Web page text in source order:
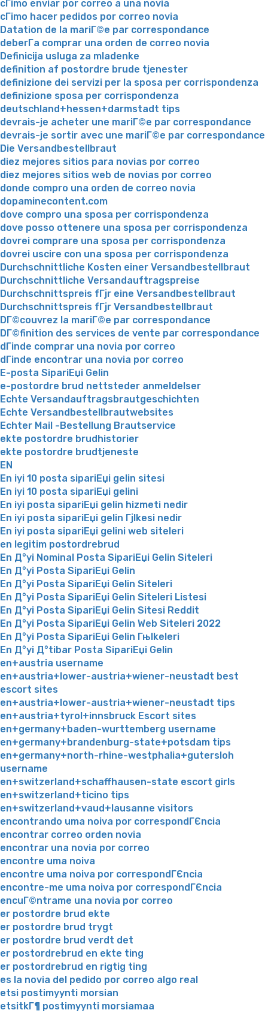
cГіmo enviar por correo a una novia
cГіmo hacer pedidos por correo novia
Datation de la mariГ©e par correspondance
deberГ­a comprar una orden de correo novia
Definicija usluga za mladenke
definition af postordre brude tjenester
definizione dei servizi per la sposa per corrispondenza
definizione sposa per corrispondenza
deutschland+hessen+darmstadt tips
devrais-je acheter une mariГ©e par correspondance
devrais-je sortir avec une mariГ©e par correspondance
Die Versandbestellbraut
diez mejores sitios para novias por correo
diez mejores sitios web de novias por correo
donde compro una orden de correo novia
dopaminecontent.com
dove compro una sposa per corrispondenza
dove posso ottenere una sposa per corrispondenza
dovrei comprare una sposa per corrispondenza
dovrei uscire con una sposa per corrispondenza
Durchschnittliche Kosten einer Versandbestellbraut
Durchschnittliche Versandauftragspreise
Durchschnittspreis fГјr eine Versandbestellbraut
Durchschnittspreis fГјr Versandbestellbraut
DГ©couvrez la mariГ©e par correspondance
DГ©finition des services de vente par correspondance
dГіnde comprar una novia por correo
dГіnde encontrar una novia por correo
E-posta SipariЕџi Gelin
e-postordre brud nettsteder anmeldelser
Echte Versandauftragsbrautgeschichten
Echte Versandbestellbrautwebsites
Echter Mail -Bestellung Brautservice
ekte postordre brudhistorier
ekte postordre brudtjeneste
EN
En iyi 10 posta sipariЕџi gelin sitesi
En iyi 10 posta sipariЕџi gelini
En iyi posta sipariЕџi gelin hizmeti nedir
En iyi posta sipariЕџi gelin Гјlkesi nedir
En iyi posta sipariЕџi gelini web siteleri
en legitim postordrebrud
En Д°yi Nominal Posta SipariЕџi Gelin Siteleri
En Д°yi Posta SipariЕџi Gelin
En Д°yi Posta SipariЕџi Gelin Siteleri
En Д°yi Posta SipariЕџi Gelin Siteleri Listesi
En Д°yi Posta SipariЕџi Gelin Sitesi Reddit
En Д°yi Posta SipariЕџi Gelin Web Siteleri 2022
En Д°yi Posta SipariЕџi Gelin Гњlkeleri
En Д°yi Д°tibar Posta SipariЕџi Gelin
en+austria username
en+austria+lower-austria+wiener-neustadt best
escort sites
en+austria+lower-austria+wiener-neustadt tips
en+austria+tyrol+innsbruck Escort sites
en+germany+baden-wurttemberg username
en+germany+brandenburg-state+potsdam tips
en+germany+north-rhine-westphalia+gutersloh
username
en+switzerland+schaffhausen-state escort girls
en+switzerland+ticino tips
en+switzerland+vaud+lausanne visitors
encontrando uma noiva por correspondГЄncia
encontrar correo orden novia
encontrar una novia por correo
encontre uma noiva
encontre uma noiva por correspondГЄncia
encontre-me uma noiva por correspondГЄncia
encuГ©ntrame una novia por correo
er postordre brud ekte
er postordre brud trygt
er postordre brud verdt det
er postordrebrud en ekte ting
er postordrebrud en rigtig ting
es la novia del pedido por correo algo real
etsi postimyynti morsian
etsitkГ¶ postimyynti morsiamaa